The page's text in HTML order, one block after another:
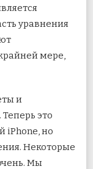
уравнения
мере,
и
это
iPhone, но
Некоторые
Мы